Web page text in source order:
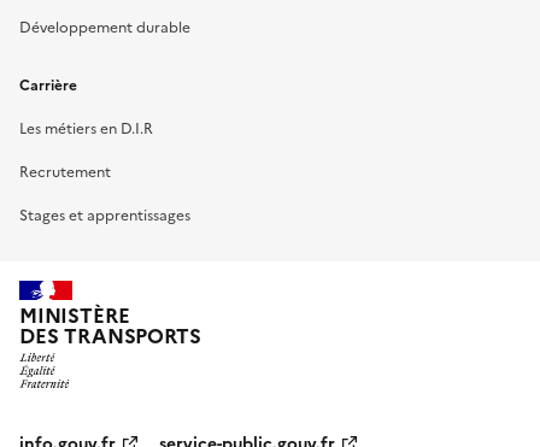
Développement durable
Carrière
Les métiers en D.I.R
Recrutement
Stages et apprentissages
MINISTÈRE
DES TRANSPORTS